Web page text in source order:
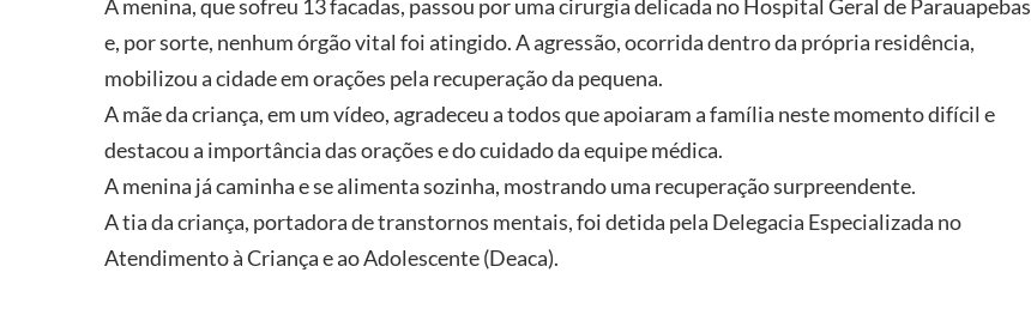
A menina, que sofreu 13 facadas, passou por uma cirurgia delicada no Hospital Geral de Parauapebas
e, por sorte, nenhum órgão vital foi atingido. A agressão, ocorrida dentro da própria residência,
mobilizou a cidade em orações pela recuperação da pequena.
A mãe da criança, em um vídeo, agradeceu a todos que apoiaram a família neste momento difícil e
destacou a importância das orações e do cuidado da equipe médica.
A menina já caminha e se alimenta sozinha, mostrando uma recuperação surpreendente.
A tia da criança, portadora de transtornos mentais, foi detida pela Delegacia Especializada no
Atendimento à Criança e ao Adolescente (Deaca).